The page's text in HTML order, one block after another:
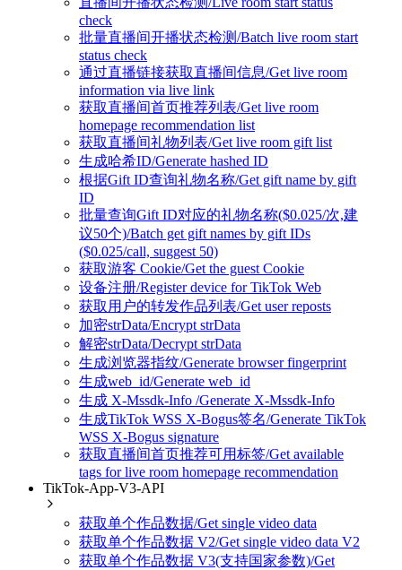
check
批量直播间开播状态检测/Batch live room start
status check
通过直播链接获取直播间信息/Get live room
information via live link
获取直播间首页推荐列表/Get live room
homepage recommendation list
获取直播间礼物列表/Get live room gift list
生成哈希ID/Generate hashed ID
根据Gift ID查询礼物名称/Get gift name by gift
ID
批量查询Gift ID对应的礼物名称($0.025/次,建
议50个)/Batch get gift names by gift IDs
($0.025/call, suggest 50)
获取游客 Cookie/Get the guest Cookie
设备注册/Register device for TikTok Web
获取用户的转发作品列表/Get user reposts
加密strData/Encrypt strData
解密strData/Decrypt strData
生成浏览器指纹/Generate browser fingerprint
生成web_id/Generate web_id
生成 X-Mssdk-Info /Generate X-Mssdk-Info
生成TikTok WSS X-Bogus签名/Generate TikTok
WSS X-Bogus signature
获取直播间首页推荐可用标签/Get available
tags for live room homepage recommendation
TikTok-App-V3-API
获取单个作品数据/Get single video data
获取单个作品数据 V2/Get single video data V2
获取单个作品数据 V3(支持国家参数)/Get